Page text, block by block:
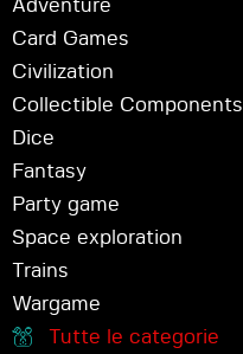
Adventure
Card Games
Civilization
Collectible Components
Dice
Fantasy
Party game
Space exploration
Trains
Wargame
Tutte le categorie